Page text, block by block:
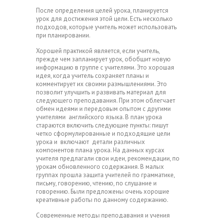
После определения целей урока, планируется
урок для достижения этой цели. Есть несколько
подходов, которые учитель может использовать
при планировании.
Хорошей практикой является, если учитель,
прежде чем запланирует урок, обобщит новую
информацию в группе с учителями. Это хорошая
идея, когда учитель сохраняет планы и
комментирует их своими размышлениями. Это
позволит улучшить и развивать материал для
следующего преподавания. При этом облегчает
обмен идеями и передовым опытом с другими
учителями английского языка. В план урока
стараются включить следующие пункты: пишут
четко сформулированные и подходящие цели
урока и включают детали различных
компонентов плана урока. На данных курсах
учителя предлагали свои идеи, рекомендации, по
урокам обновленного содержания. В малых
группах прошла защита учителей по грамматике,
письму, говорению, чтению, по слушание и
говорению. Были предложены очень хорошие
креативные работы по данному содержанию.
Современные методы преподавания и учения